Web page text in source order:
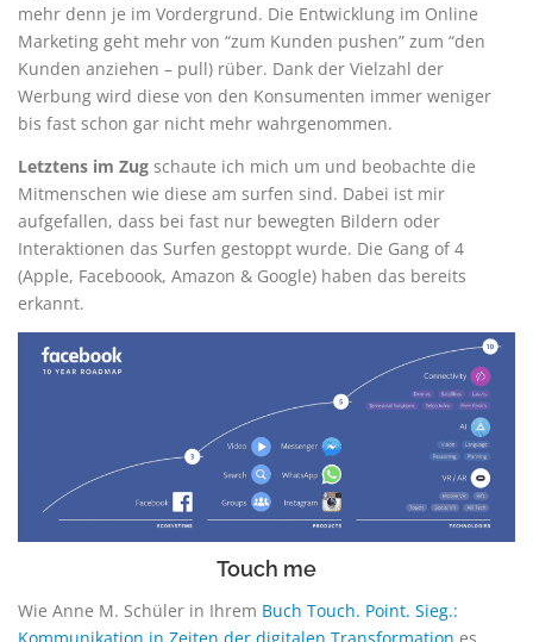
mehr denn je im Vordergrund. Die Entwicklung im Online
Marketing geht mehr von “zum Kunden pushen” zum “den
Kunden anziehen – pull) rüber. Dank der Vielzahl der
Werbung wird diese von den Konsumenten immer weniger
bis fast schon gar nicht mehr wahrgenommen.
Letztens im Zug schaute ich mich um und beobachte die
Mitmenschen wie diese am surfen sind. Dabei ist mir
aufgefallen, dass bei fast nur bewegten Bildern oder
Interaktionen das Surfen gestoppt wurde. Die Gang of 4
(Apple, Faceboook, Amazon & Google) haben das bereits
erkannt.
Touch me
Wie Anne M. Schüler in Ihrem Buch Touch. Point. Sieg.: